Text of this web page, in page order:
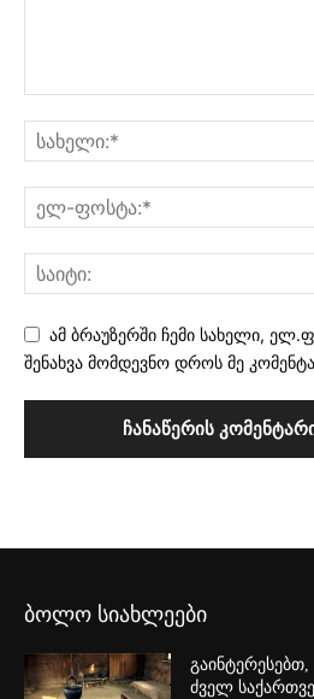
ამ ბრაუზერში ჩემი სახელი,
შენახვა მომდევნო დროს მე
ბოლო სიახლეები
ძველ